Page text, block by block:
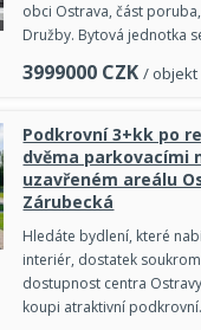
obci Ostrava, část
Družby. Bytová jednotka
3999000 CZK / objekt
Podkrovní 3+kk po
dvěma parkovacími
uzavřeném areálu
Zárubecká
Hledáte bydlení, které
interiér, dostatek
dostupnost centra
koupi atraktivní